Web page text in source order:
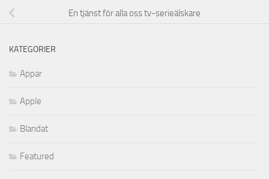
En tjänst för alla oss tv-serieälskare
KATEGORIER
Appar
Apple
Blandat
Featured